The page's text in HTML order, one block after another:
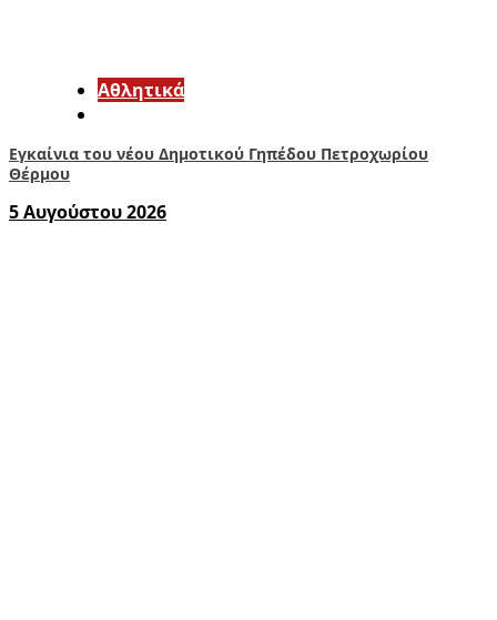
Αθλητικά
Εγκαίνια του νέου Δημοτικού Γηπέδου Πετροχωρίου
Θέρμου
5 Αυγούστου 2026